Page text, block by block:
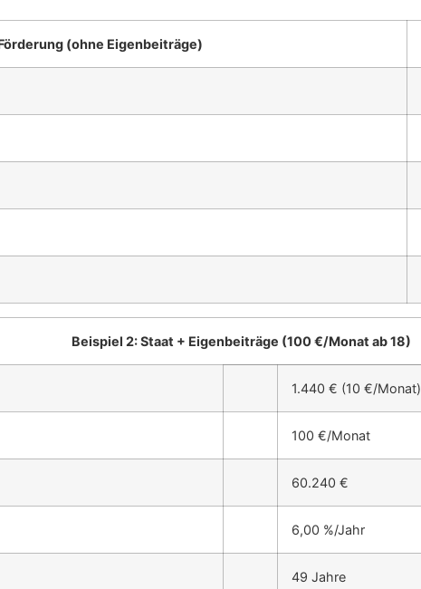
(ohne Eigenbeiträge)
Beispiel 2: Staat + Eigenbeiträge (100 €/Monat ab 18)
1.440 € (10 €/Monat)
100 €/Monat
60.240 €
6,00 %/Jahr
49 Jahre